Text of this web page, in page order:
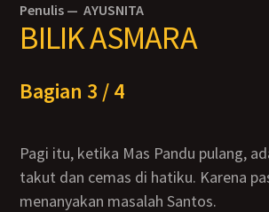
Penulis —AYUSNITA
BILIK ASMARA
Bagian 3 / 4
Pagi itu, ketika Mas Pandu pulang, ada perasaan
takut dan cemas di hatiku. Karena
menanyakan masalah Santos.